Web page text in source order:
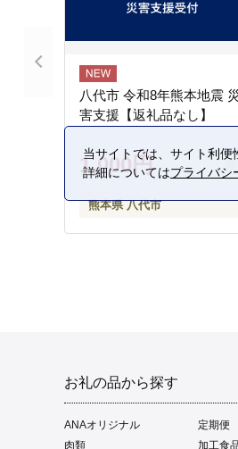
八代市 令和8年熊本地震 災
害支援【返礼品なし】
1,000円
熊本県 八代市
お礼の品から探す
ANAオリジナル 定期便
肉類
加工食
当サイトでは、サイト利
詳細についてはプライバシ